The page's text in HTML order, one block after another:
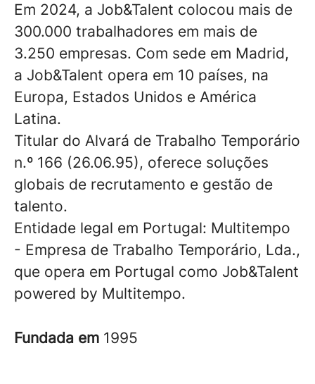
Em 2024, a Job&Talent colocou mais de
300.000 trabalhadores em mais de
3.250 empresas. Com sede em Madrid,
a Job&Talent opera em 10 países, na
Europa, Estados Unidos e América
Latina.
Titular do Alvará de Trabalho Temporário
n.º 166 (26.06.95), oferece soluções
globais de recrutamento e gestão de
talento.
Entidade legal em Portugal: Multitempo
- Empresa de Trabalho Temporário, Lda.,
que opera em Portugal como Job&Talent
powered by Multitempo.
Fundada em 1995